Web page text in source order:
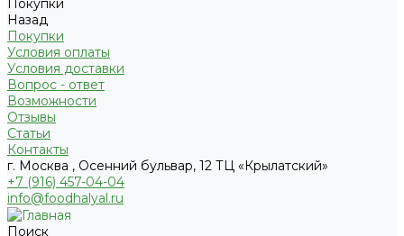
Покупки
Назад
Покупки
Условия оплаты
Условия доставки
Вопрос - ответ
Возможности
Отзывы
Статьи
Контакты
г. Москва , Осенний бульвар, 12 ТЦ «Крылатский»
+7 (916) 457-04-04
info@foodhalyal.ru
Поиск